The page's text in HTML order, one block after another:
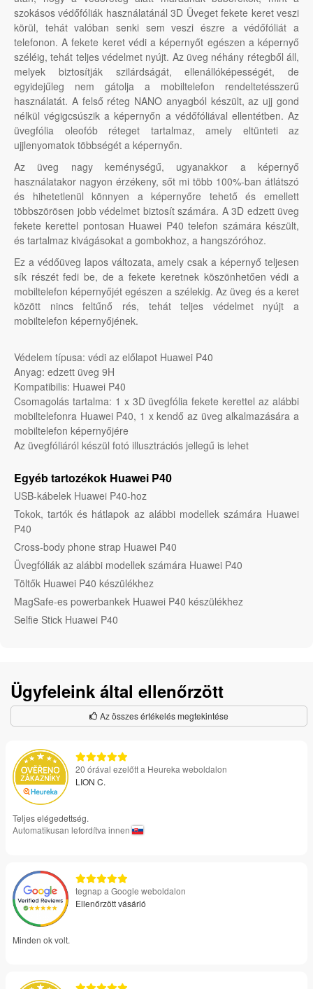
szokásos védőfóliák használatánál 3D Üveget fekete keret veszi
körül, tehát valóban senki sem veszi észre a védőfóliát a
telefonon. A fekete keret védi a képernyőt egészen a képernyő
széléig, tehát teljes védelmet nyújt. Az üveg néhány rétegből áll,
melyek biztosítják szilárdságát, ellenállóképességét, de
egyidejűleg nem gátolja a mobiltelefon rendeltetésszerű
használatát. A felső réteg NANO anyagból készült, az ujj gond
nélkül végigcsúszik a képernyőn a védőfóliával ellentétben. Az
üvegfólia oleofób réteget tartalmaz, amely eltünteti az
ujjlenyomatok többségét a képernyőn.
Az üveg nagy keménységű, ugyanakkor a képernyő
használatakor nagyon érzékeny, sőt mi több 100%-ban átlátszó
és hihetetlenül könnyen a képernyőre tehető és emellett
többszörösen jobb védelmet biztosít számára. A 3D edzett üveg
fekete kerettel pontosan Huawei P40 telefon számára készült,
és tartalmaz kivágásokat a gombokhoz, a hangszóróhoz.
Ez a védőüveg lapos változata, amely csak a képernyő teljesen
sík részét fedi be, de a fekete keretnek köszönhetően védi a
mobiltelefon képernyőjét egészen a szélekig. Az üveg és a keret
között nincs feltűnő rés, tehát teljes védelmet nyújt a
mobiltelefon képernyőjének.
Védelem típusa: védi az előlapot Huawei P40
Anyag: edzett üveg 9H
Kompatibilis: Huawei P40
Csomagolás tartalma: 1 x 3D üvegfólia fekete kerettel az alábbi
mobiltelefonra Huawei P40, 1 x kendő az üveg alkalmazására a
mobiltelefon képernyőjére
Az üvegfóliáról készül fotó illusztrációs jellegű is lehet
Egyéb tartozékok Huawei P40
USB-kábelek Huawei P40-hoz
Tokok, tartók és hátlapok az alábbi modellek számára Huawei
P40
Cross-body phone strap Huawei P40
Üvegfóliák az alábbi modellek számára Huawei P40
Töltők Huawei P40 készülékhez
MagSafe-es powerbankek Huawei P40 készülékhez
Selfie Stick Huawei P40
Ügyfeleink által ellenőrzött
Az összes értékelés megtekintése
20 órával ezelőtt a Heureka weboldalon
LION C.
Teljes elégedettség.
Automatikusan lefordítva innen
tegnap a Google weboldalon
Ellenőrzött vásárló
Minden ok volt.